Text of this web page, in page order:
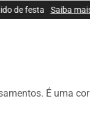
Saiba mais
É uma cor